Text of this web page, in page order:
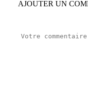
AJOUTER UN